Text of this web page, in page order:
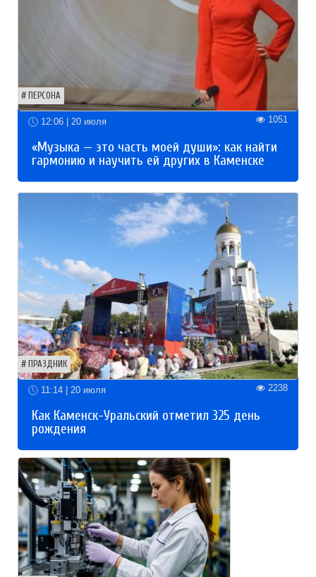
ПЕРСОНА
12:06 | 20 июля 1051
«Музыка — это часть моей души»: как найти
гармонию и научить ей других в Каменске
ПРАЗДНИК
11:14 | 20 июля 2238
Как Каменск-Уральский отметил 325 день
рождения